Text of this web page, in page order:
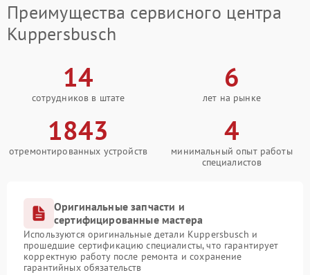
Преимущества сервисного центра
Kuppersbusch
14
сотрудников в штате
6
лет на рынке
1843
отремонтированных устройств
4
минимальный опыт работы
специалистов
Оригинальные запчасти и
сертифицированные мастера
Используются оригинальные детали Kuppersbusch и
прошедшие сертификацию специалисты, что гарантирует
корректную работу после ремонта и сохранение
гарантийных обязательств